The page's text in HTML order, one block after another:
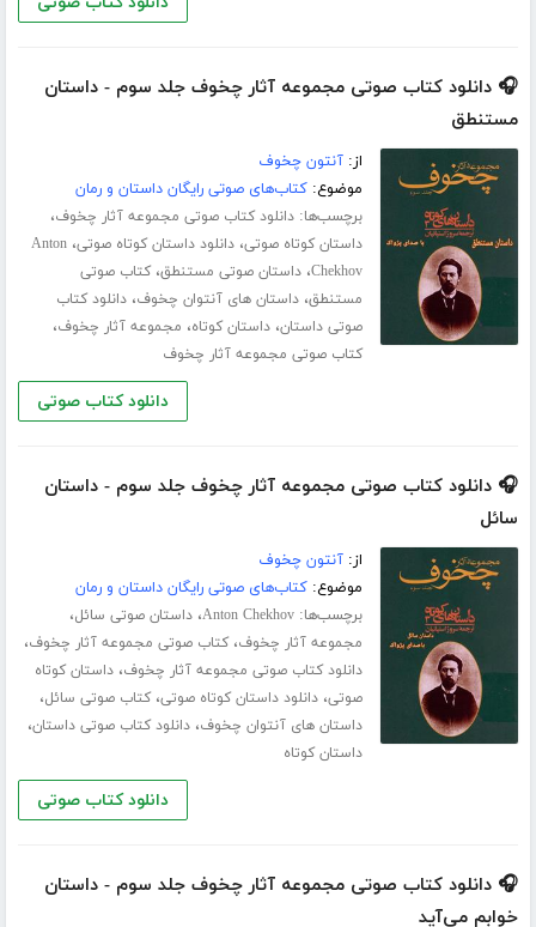
🎧 دانلود کتاب صوتی مجموعه آثار چخوف جلد سوم - داستان
مستنطق
از:آنتون چخوف
موضوع:کتاب‌های صوتی رایگان داستان و رمان
برچسب‌ها:دانلود کتاب صوتی مجموعه آثار چخوف،
داستان کوتاه صوتی،دانلود داستان کوتاه صوتی،Anton
Chekhov،داستان صوتی مستنطق،کتاب صوتی
مستنطق،داستان های آنتوان چخوف،دانلود کتاب
صوتی داستان،داستان کوتاه، مجموعه آثار چخوف،
کتاب صوتی مجموعه آثار چخوف
دانلود کتاب صوتی
🎧 دانلود کتاب صوتی مجموعه آثار چخوف جلد سوم - داستان
سائل
از:آنتون چخوف
موضوع:کتاب‌های صوتی رایگان داستان و رمان
برچسب‌ها:Anton Chekhov،داستان صوتی سائل،
مجموعه آثار چخوف،کتاب صوتی مجموعه آثار چخوف،
دانلود کتاب صوتی مجموعه آثار چخوف،داستان کوتاه
صوتی،دانلود داستان کوتاه صوتی،کتاب صوتی سائل،
داستان های آنتوان چخوف،دانلود کتاب صوتی داستان،
داستان کوتاه
دانلود کتاب صوتی
🎧 دانلود کتاب صوتی مجموعه آثار چخوف جلد سوم - داستان
خوابم می‌آید